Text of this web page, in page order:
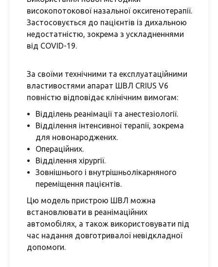
високопотокової назальної оксигенотерапії.
Застосовується до пацієнтів із дихальною
недостатністю, зокрема з ускладненнями
від COVID-19.
За своїми технічними та експлуатаційними
властивостями апарат ШВЛ CRIUS V6
повністю відповідає клінічним вимогам:
Відділень реанімації та анестезіології.
Відділення інтенсивної терапії, зокрема
для новонароджених.
Операційних.
Відділення хірургії.
Зовнішнього і внутрішньолікарняного
переміщення пацієнтів.
Цю модель пристрою ШВЛ можна
встановлювати в реанімаційних
автомобілях, а також використовувати під
час надання довготривалої невідкладної
допомоги.